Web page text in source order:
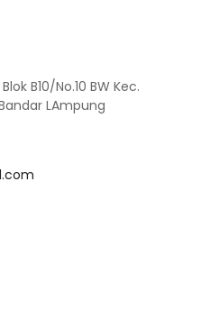
B10/No.10 BW Kec.
LAmpung